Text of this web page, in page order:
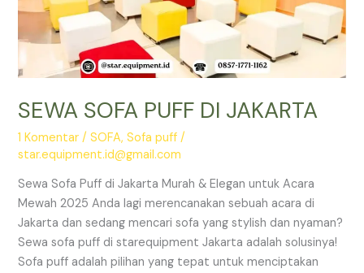
SEWA SOFA PUFF DI JAKARTA
1 Komentar /SOFA,Sofa puff /
star.equipment.id@gmail.com
Sewa Sofa Puff di Jakarta Murah & Elegan untuk Acara
Mewah 2025 Anda lagi merencanakan sebuah acara di
Jakarta dan sedang mencari sofa yang stylish dan nyaman?
Sewa sofa puff di starequipment Jakarta adalah solusinya!
Sofa puff adalah pilihan yang tepat untuk menciptakan